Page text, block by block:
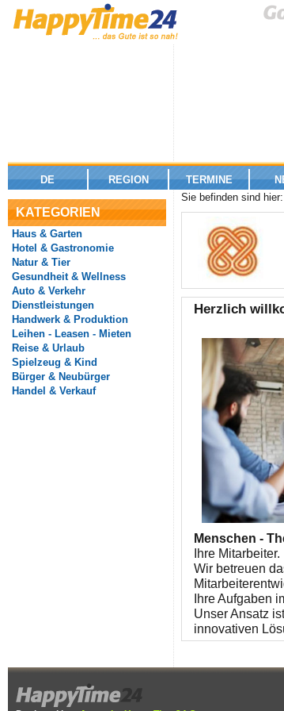
DE REGION TERMINE
KATEGORIEN
Haus & Garten
Hotel & Gastronomie
Natur & Tier
Gesundheit & Wellness
Auto & Verkehr
Dienstleistungen
Handwerk & Produktion
Leihen - Leasen - Mieten
Reise & Urlaub
Spielzeug & Kind
Bürger & Neubürger
Handel & Verkauf
Sie befinden sind hier:
Herzlich
Menschen -
Ihre Mitarbeiter.
Wir betreuen
Ihre Aufgaben
Unser Ansatz
innovativen